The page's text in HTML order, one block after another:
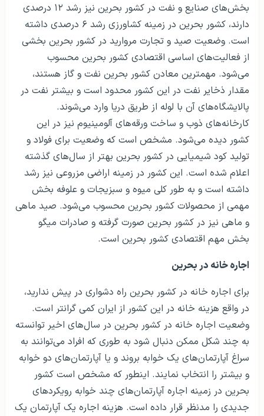
بخش‌های صنایع و نفت در کشور بحرین نیز رشد ۱۲ درصدی
دارند، کشور بحرین در زمینه کشاورزی رشد ۶ درصدی داشته
است. وضعیت صید و تجارت مروارید در کشور بحرین بخشی
از فعالیت‌های اساسی اقتصادی کشور بحرین محسوب
می‌شود. مهمترین معادن کشور بحرین نفت و گاز هستند،
مقدار ذخایر نفت در این کشور محدود است و بیشتر نفت در
پالایشگاه‌های آن با لوله از طریق دریا وارد می‌شوند.
کارخانه‌های ذوب و ساخت ورقه‌های آلومینیوم نیز در این
کشور دیده می‌شود. مشخص است که وضعیت برای فولاد و
تولید کود شیمیایی در کشور بحرین بهتر از سال‌های گذشته
اعلام شده است. این کشور در زمینه اراضی مزروعی نیز رشد
داشته است و به طور کلی میوه و سبزیجات و علوفه بخش
مهمی از محصولات کشور بحرین محسوب می‌شود. صید ماهی
و ماهی نیز در کشور بحرین صورت گرفته و صادرات میگو
بخش مهم اقتصادی کشور بحرین است.
اجاره خانه در بحرین
برای اجاره خانه در کشور بحرین راه دشواری در پیش ندارید،
در واقع هزینه خانه در این کشور از ایران کمی گرانتر است.
وضعیت اجاره خانه در کشور بحرین در سال‌های اخیر توانسته
به چند شکل ممکن دنبال شود به طوری که افراد می‌توانند به
سراغ آپارتمان‌های یک خوابه بروند و یا آپارتمان‌های دو خوابه
و بیشتر را انتخاب نمایند. اینطور که مشخص است کشور
بحرین در زمینه اجاره آپارتمان‌های چند خوابه رویکردهای
جدیدی را مدنظر قرار داده است. هزینه اجاره یک آپارتمان یک